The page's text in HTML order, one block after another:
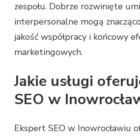
zespołu. Dobrze rozwinięte
interpersonalne mogą
jakość współpracy i końcowy
marketingowych.
Jakie usługi
SEO w
Ekspert SEO w Inowrocławiu